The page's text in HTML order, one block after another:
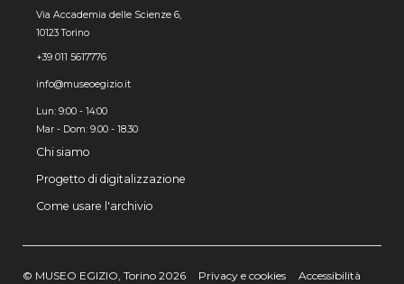
Via Accademia delle Scienze 6,
10123 Torino
+39 011 5617776
info@museoegizio.it
Lun: 9:00 - 14:00
Mar - Dom: 9.00 - 18.30
Chi siamo
Progetto di digitalizzazione
Come usare l'archivio
© MUSEO EGIZIO, Torino 2026 Privacy e cookies Accessibilità